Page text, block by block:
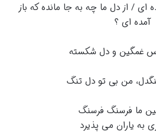
ای / از دل ما چه به جا مانده که باز
آمده ای ؟
من بی تو دل تنگ
ما فرسنگ فرسنگ
به یاران می پذیرد